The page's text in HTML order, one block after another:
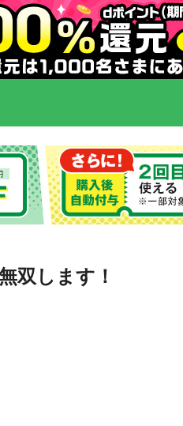
双します！